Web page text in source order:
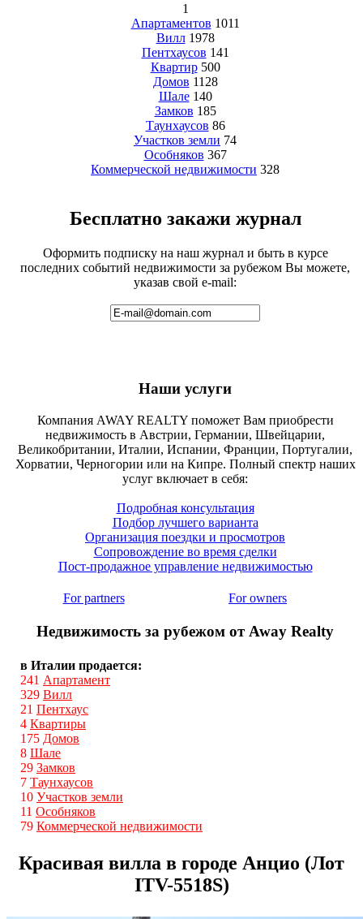
1
Апартаментов 1011
Вилл 1978
Пентхаусов 141
Квартир 500
Домов 1128
Шале 140
Замков 185
Таунхаусов 86
Участков земли 74
Особняков 367
Коммерческой недвижимости 328
Бесплатно закажи журнал
Оформить подписку на наш журнал и быть в курсе
последних событий недвижимости за рубежом Вы можете,
указав свой e-mail:
Наши услуги
Компания AWAY REALTY поможет Вам приобрести
недвижимость в Австрии, Германии, Швейцарии,
Великобритании, Италии, Испании, Франции, Португалии,
Хорватии, Черногории или на Кипре. Полный спектр наших
услуг включает в себя:
Подробная консультация
Подбор лучшего варианта
Организация поездки и просмотров
Сопровождение во время сделки
Пост-продажное управление недвижимостью
For partners For owners
Недвижимость за рубежом от Away Realty
в Италии продается:
241 Апартамент
329 Вилл
21 Пентхаус
4 Квартиры
175 Домов
8 Шале
29 Замков
7 Таунхаусов
10 Участков земли
11 Особняков
79 Коммерческой недвижимости
Красивая вилла в городе Анцио (Лот
ITV-5518S)